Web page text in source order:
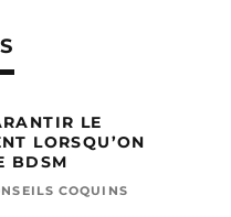
LE
LORSQU’ON
BDSM
COQUINS